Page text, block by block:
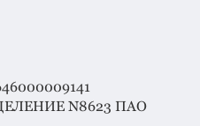
N8623 ПАО